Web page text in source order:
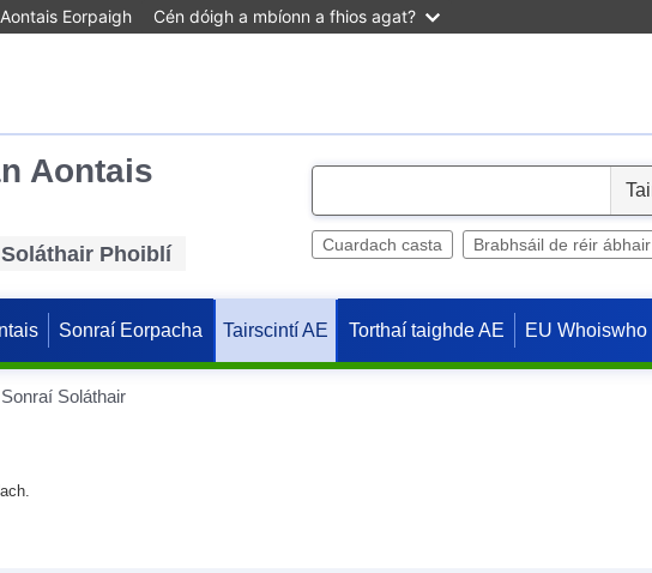
Eorpaigh Cén dóigh a mbíonn a fhios agat?
Aontais
Phoiblí
e
c
t
Cuardach casta Brabhsáil de réir ábhair
Sonraí Eorpacha Tairscintí AE Torthaí taighde AE EU Whoiswho
Sonraí Soláthair